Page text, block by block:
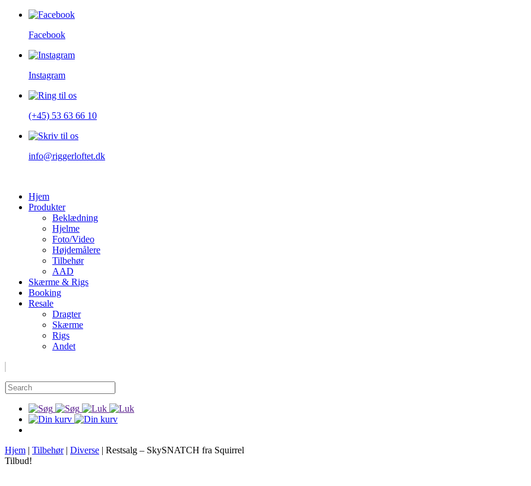
Facebook
Instagram
(+45) 53 63 66 10
info@riggerloftet.dk
Hjem
Produkter
Beklædning
Hjelme
Foto/Video
Højdemålere
Tilbehør
AAD
Skærme & Rigs
Booking
Resale
Dragter
Skærme
Rigs
Andet
Hjem | Tilbehør| Diverse | Restsalg – SkySNATCH fra Squirrel
Tilbud!